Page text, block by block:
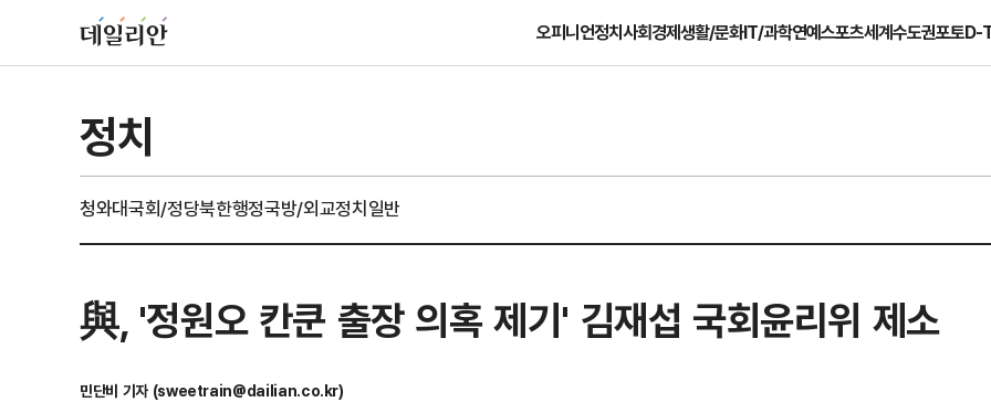
오피니언정치사회경제생활/문화IT/과학연예스포츠세계수도권포토D-
정치
청와대국회/정당북한행정국방/외교정치일반
與, '정원오 칸쿤 출장 의혹 제기' 김재섭 국회윤리위 제소
민단비 기자 (sweetrain@dailian.co.kr)